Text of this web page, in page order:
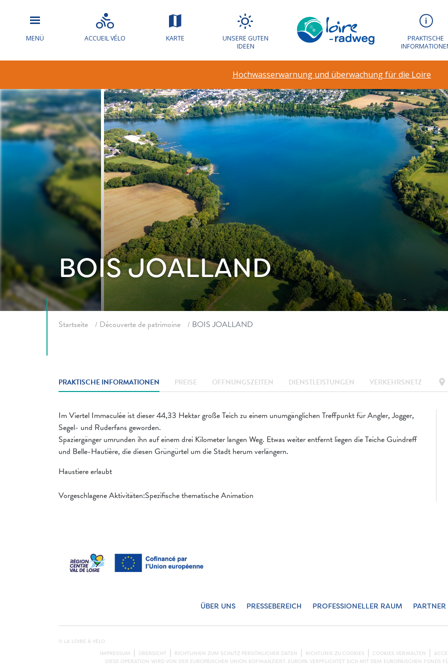
MENÜ ACCUEIL VÉLO KARTE
UNSERE GUTEN
IDEEN
PRAKTISCHE
Hochwasserwarnung und überwachung für die Loire
BOIS JOALLAND
Startseite Découverte de patrimoine BOIS JOALLAND
PRAKTISCHE INFORMATIONEN PREISE ÖFFNUNGSZEITEN DIENSTLEISTUNGEN VERKEHRSNETZ location_on
Im Viertel Immaculée ist dieser 44,33 Hektar große Teich zu einem unumgänglichen Treffpunkt für Angler, Jogger,
Segel- und Ruderfans geworden.
Spaziergänger umrunden ihn auf einem drei Kilometer langen Weg. Etwas weiter entfernt liegen die Teiche Guindreff
und Belle-Hautière, die diesen Grüngürtel um die Stadt herum verlängern.
Haustiere erlaubt
Vorgeschlagene Aktivitäten:Spezifische thematische Animation
ÜBER UNS PRESSEBEREICH PROFESSIONELLER RAUM PARTNER
© LA LOIRE À VÉLO
IMPRESSUM
ÜBERSICHT RICHTLINIEN ZUM SCHUTZ PERSÖNLICHER DATEN RICHTLINIE ZU COOKIES COOKIES VERWALTEN
DIESE OPERATION WIRD VON DER EUROPÄISCHEN UNION KOFINANZIERT. EUROPA VERPFLICHTET SICH MIT DEM EUROPÄISCHEN FONDS